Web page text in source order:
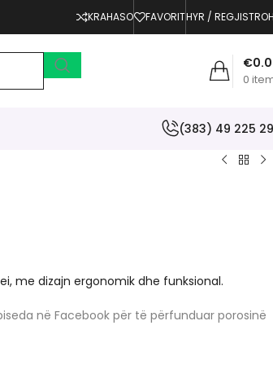
KRAHASO FAVORITHYR /
0
€
(383) 49 225
me dizajn ergonomik dhe funksional.
në Facebook për të përfunduar porosinë